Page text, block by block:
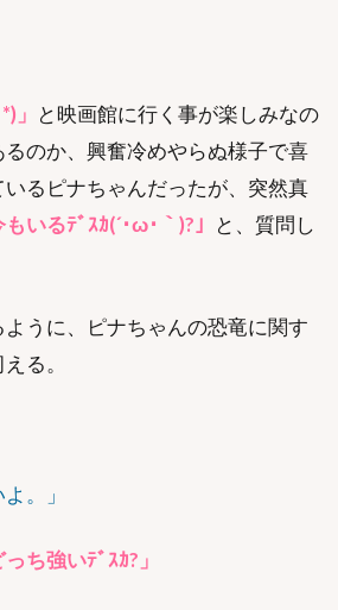
」 と映画館に行く事が楽しみなの
のか、興奮冷めやらぬ様子で喜
るピナちゃんだったが、突然真
もいるﾃﾞｽｶ(´･ω･｀)?」
と、質問し
うに、ピナちゃんの恐竜に関す
る。
。」
ち強いﾃﾞｽｶ?」